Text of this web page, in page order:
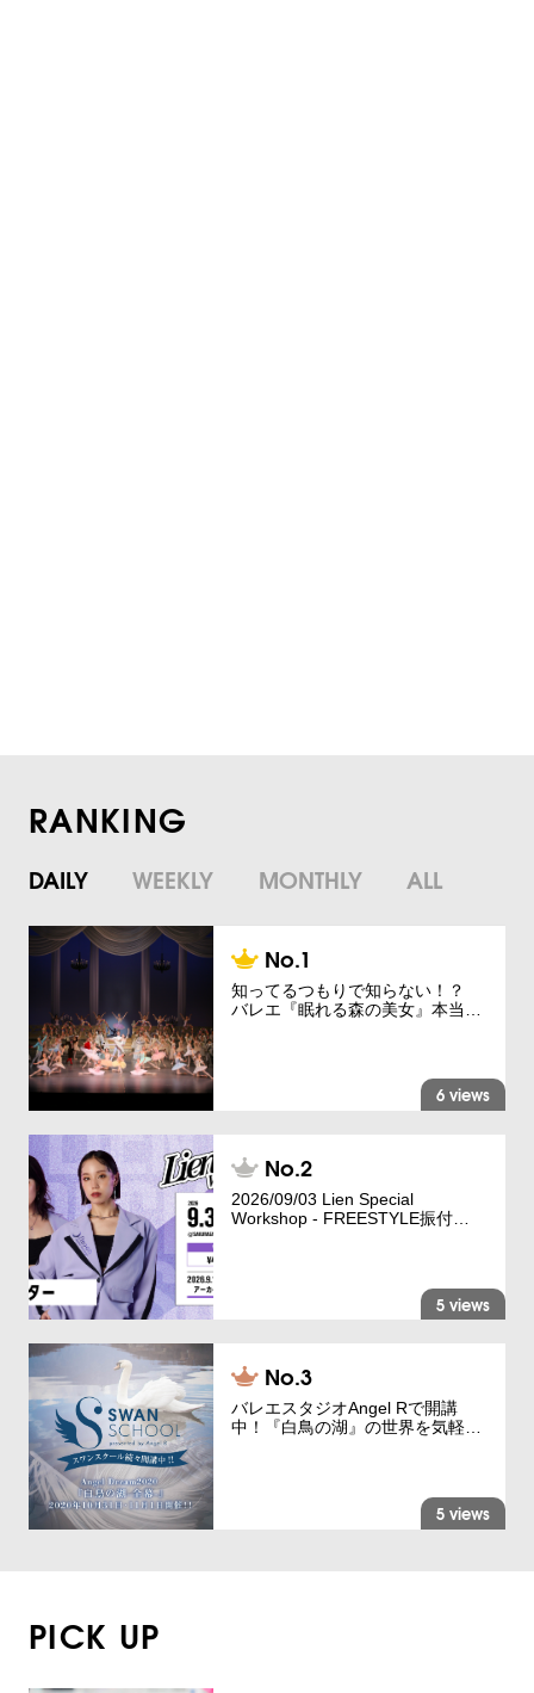
RANKING
DAILY WEEKLY MONTHLY ALL
知ってるつもりで知らない！？
バレエ『眠れる森の美女』本当…
6 views
2026/09/03 Lien Special
Workshop - FREESTYLE振付…
5 views
バレエスタジオAngel Rで開講
中！『白鳥の湖』の世界を気軽…
5 views
PICK UP